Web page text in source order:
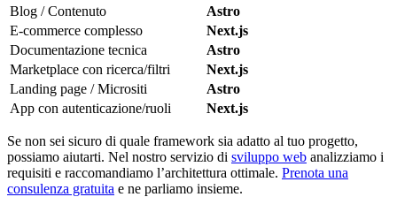
Blog / Contenuto
Astro
E-commerce complesso
Next.js
Documentazione tecnica
Astro
Marketplace con ricerca/filtri
Next.js
Landing page / Micrositi
Astro
App con autenticazione/ruoli
Next.js
Se non sei sicuro di quale framework sia adatto al tuo progetto,
possiamo aiutarti. Nel nostro servizio di sviluppo web analizziamo i
requisiti e raccomandiamo l’architettura ottimale. Prenota una
consulenza gratuita e ne parliamo insieme.